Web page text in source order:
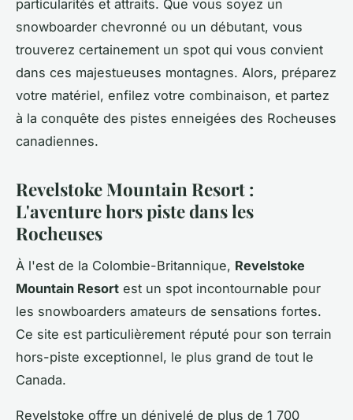
particularités et attraits. Que vous soyez un
snowboarder chevronné ou un débutant, vous
trouverez certainement un spot qui vous convient
dans ces majestueuses montagnes. Alors, préparez
votre matériel, enfilez votre combinaison, et partez
à la conquête des pistes enneigées des Rocheuses
canadiennes.
Revelstoke Mountain Resort :
L'aventure hors piste dans les
Rocheuses
À l'est de la Colombie-Britannique, Revelstoke
Mountain Resort est un spot incontournable pour
les snowboarders amateurs de sensations fortes.
Ce site est particulièrement réputé pour son terrain
hors-piste exceptionnel, le plus grand de tout le
Canada.
Revelstoke offre un dénivelé de plus de 1 700